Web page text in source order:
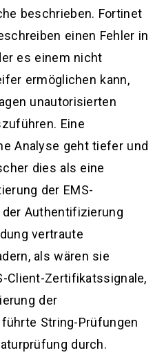
beschrieben. Fortinet
einen Fehler in
es einem nicht
ermöglichen kann,
unautorisierten
Eine
Analyse geht tiefer und
dies als eine
der EMS-
Authentifizierung
vertraute
als wären sie
Client-Zertifikatssignale,
der
String-Prüfungen
durch.